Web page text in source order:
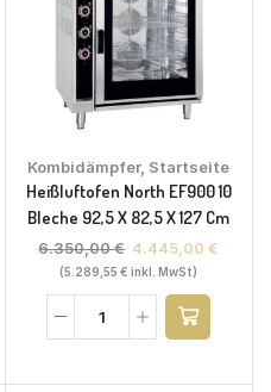
Kombidämpfer, Startseite
Heißluftofen North EF900 10
Bleche 92,5 X 82,5 X 127 Cm
6.350,00€ 4.445,00€
(5.289,55€ inkl. MwSt)